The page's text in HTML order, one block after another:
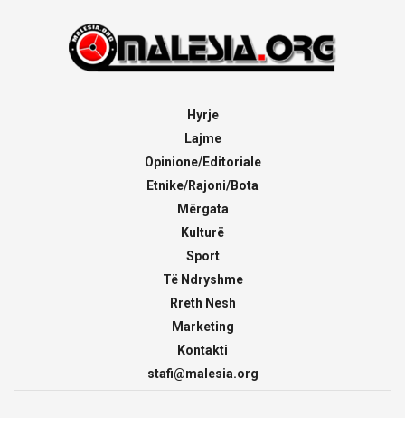
Hyrje
Lajme
Opinione/Editoriale
Etnike/Rajoni/Bota
Mërgata
Kulturë
Sport
Të Ndryshme
Rreth Nesh
Marketing
Kontakti
stafi@malesia.org